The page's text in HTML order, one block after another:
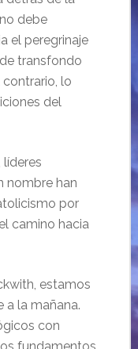
debe
el peregrinaje
transfondo
lo
del
líderes
nombre han
por
camino hacia
estamos
a la mañana.
con